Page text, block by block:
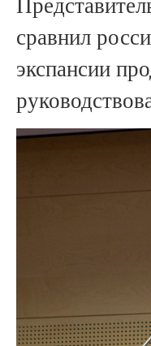
сравнил
экспансии